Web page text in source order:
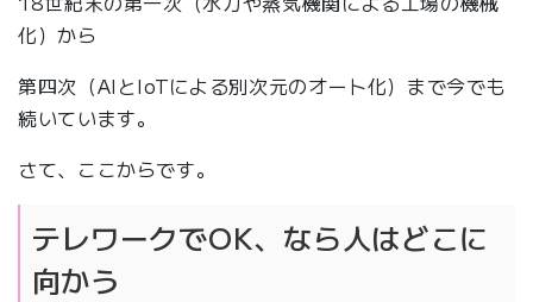
化）から
第四次（AIとIoTによる別次元のオート化）まで今でも
続いています。
さて、ここからです。
テレワークでOK、なら人はどこに
向かう